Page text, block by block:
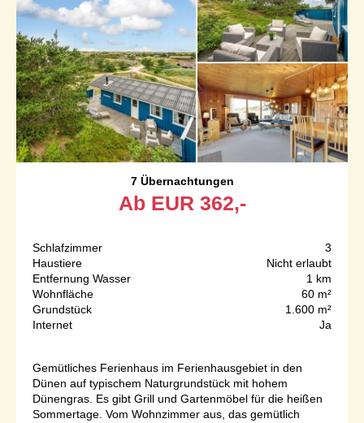
7 Übernachtungen
Ab EUR 362,-
Schlafzimmer
3
Haustiere
Nicht erlaubt
Entfernung Wasser
1 km
Wohnfläche
60 m²
Grundstück
1.600 m²
Internet
Ja
Gemütliches Ferienhaus im Ferienhausgebiet in den
Dünen auf typischem Naturgrundstück mit hohem
Dünengras. Es gibt Grill und Gartenmöbel für die heißen
Sommertage. Vom Wohnzimmer aus, das gemütlich